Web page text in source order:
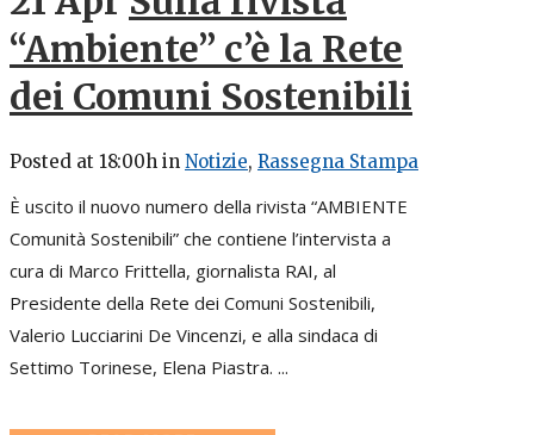
“Ambiente” c’è la Rete
dei Comuni Sostenibili
Posted at 18:00h in Notizie, Rassegna Stampa
È uscito il nuovo numero della rivista “AMBIENTE
Comunità Sostenibili” che contiene l’intervista a
cura di Marco Frittella, giornalista RAI, al
Presidente della Rete dei Comuni Sostenibili,
Valerio Lucciarini De Vincenzi, e alla sindaca di
Settimo Torinese, Elena Piastra. ...